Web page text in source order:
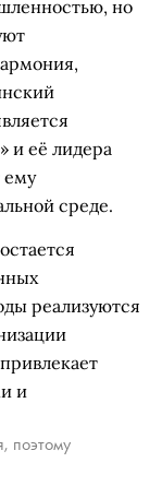
но
и её лидера
ему
среде.
реализуются
и
поэтому